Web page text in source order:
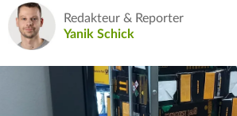
Redakteur & Reporter
Yanik Schick